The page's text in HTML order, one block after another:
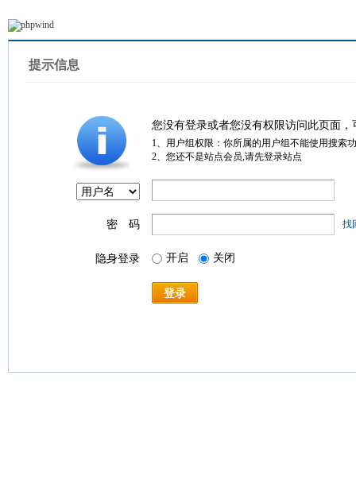
提示信息
您没有登录或者您没有权限访问此页面
1、用户组权限：你所属的用户组不能使用搜索
2、您还不是站点会员,请先登录站点
密 码 找
隐身登录 开启 关闭
登录